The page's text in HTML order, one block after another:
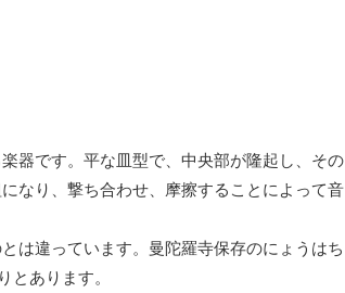
器です。平な皿型で、中央部が隆起し、その
なり、撃ち合わせ、摩擦することによって音
は違っています。曼陀羅寺保存のにょうはち
とあります。